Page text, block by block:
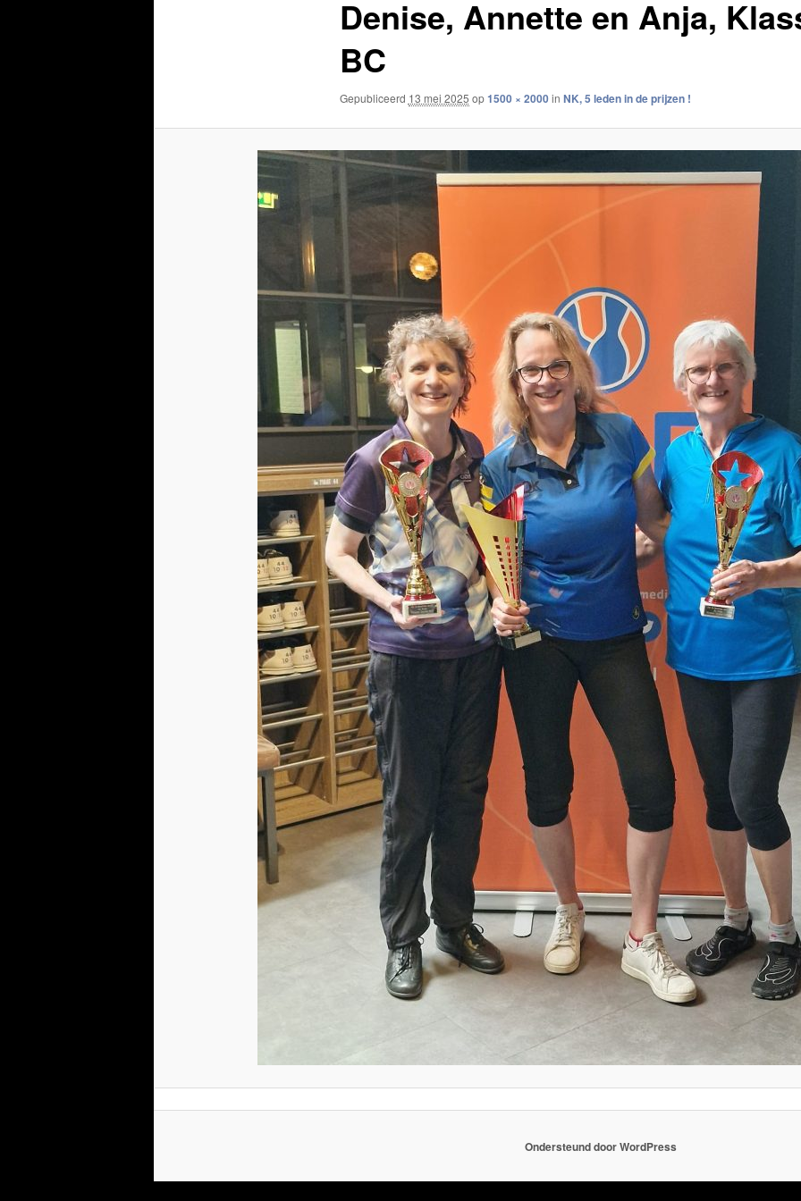
Denise, Annette en Anja,
BC
Gepubliceerd 13 mei 2025 op1500 × 2000in NK, 5 leden in de prijzen !
Ondersteund door WordPress